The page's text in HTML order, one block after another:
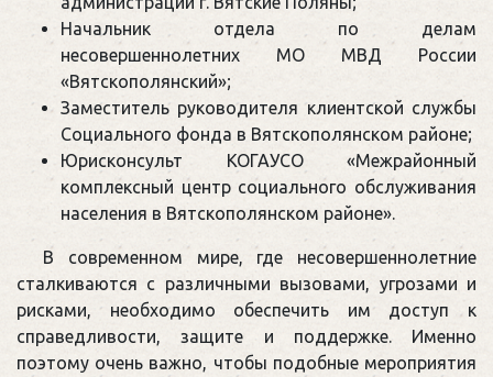
Начальник отдела по делам
несовершеннолетних МО МВД России
«Вятскополянский»;
Заместитель руководителя клиентской службы
Социального фонда в Вятскополянском районе;
Юрисконсульт КОГАУСО «Межрайонный
комплексный центр социального обслуживания
населения в Вятскополянском районе».
В современном мире, где несовершеннолетние
сталкиваются с различными вызовами, угрозами и
рисками, необходимо обеспечить им доступ к
справедливости, защите и поддержке. Именно
поэтому очень важно, чтобы подобные мероприятия